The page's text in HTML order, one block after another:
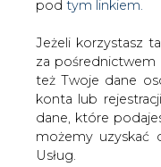
pod tym linkiem.
Jeżeli korzystasz
za pośrednictwem
też Twoje dane
konta lub
dane, które
możemy uzyskać
Usług.
Strona główna /
rozpoczęła kolejny
najgłębszych